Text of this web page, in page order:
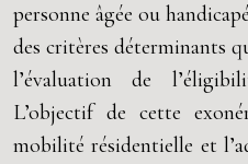
personne âgée ou
des critères déterminants
l’évaluation de
L’objectif de cette
mobilité résidentielle et